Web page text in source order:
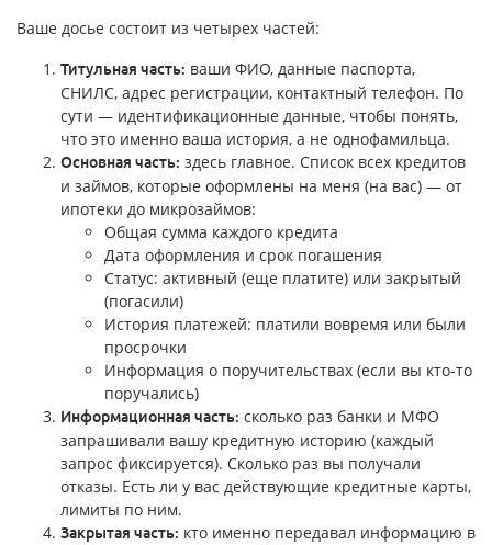
Ваше досье состоит из четырех частей:
Титульная часть: ваши ФИО, данные паспорта,
СНИЛС, адрес регистрации, контактный телефон. По
сути — идентификационные данные, чтобы понять,
что это именно ваша история, а не однофамильца.
Основная часть: здесь главное. Список всех кредитов
и займов, которые оформлены на меня (на вас) — от
ипотеки до микрозаймов:
Общая сумма каждого кредита
Дата оформления и срок погашения
Статус: активный (еще платите) или закрытый
(погасили)
История платежей: платили вовремя или были
просрочки
Информация о поручительствах (если вы кто-то
поручались)
Информационная часть: сколько раз банки и МФО
запрашивали вашу кредитную историю (каждый
запрос фиксируется). Сколько раз вы получали
отказы. Есть ли у вас действующие кредитные карты,
лимиты по ним.
Закрытая часть: кто именно передавал информацию в